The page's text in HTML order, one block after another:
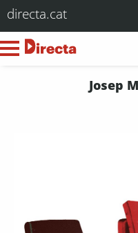
directa.cat
Josep